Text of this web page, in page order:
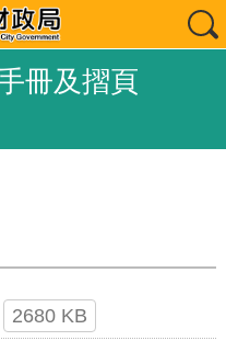
冊及摺頁
2680 KB